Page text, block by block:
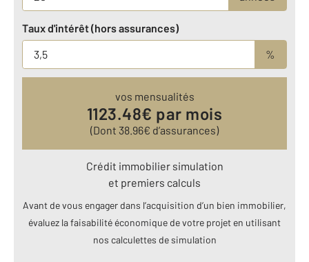
Taux d'intérêt (hors assurances)
%
vos mensualités
1123.48€ par mois
(Dont 38.96€ d’assurances)
Crédit immobilier simulation
et premiers calculs
Avant de vous engager dans l’acquisition d’un bien immobilier,
évaluez la faisabilité économique de votre projet en utilisant
nos calculettes de simulation